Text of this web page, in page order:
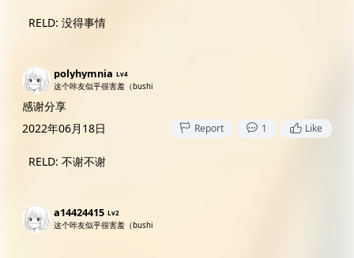
RELD: 没得事情
polyhymnia Lv4
这个咔友似乎很害羞（bushi
感谢分享
2022年06月18日
Report 1 Like
RELD: 不谢不谢
a14424415 Lv2
这个咔友似乎很害羞（bushi